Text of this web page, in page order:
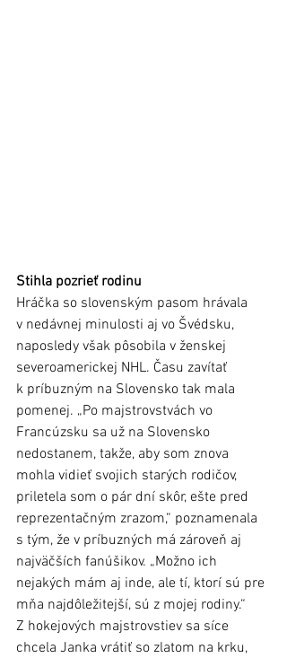
Stihla pozrieť rodinu
Hráčka so slovenským pasom hrávala
v nedávnej minulosti aj vo Švédsku,
naposledy však pôsobila v ženskej
severoamerickej NHL. Času zavítať
k príbuzným na Slovensko tak mala
pomenej. „Po majstrovstvách vo
Francúzsku sa už na Slovensko
nedostanem, takže, aby som znova
mohla vidieť svojich starých rodičov,
priletela som o pár dní skôr, ešte pred
reprezentačným zrazom,“ poznamenala
s tým, že v príbuzných má zároveň aj
najväčších fanúšikov. „Možno ich
nejakých mám aj inde, ale tí, ktorí sú pre
mňa najdôležitejší, sú z mojej rodiny.“
Z hokejových majstrovstiev sa síce
chcela Janka vrátiť so zlatom na krku,